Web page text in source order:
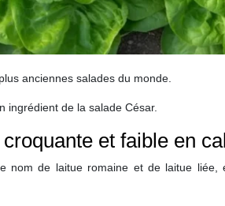
anciennes salades du monde.
ingrédient de la salade César.
et faible en
nom de laitue romaine et de laitue liée,